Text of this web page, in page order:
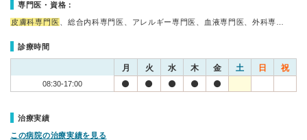
専門医・資格：
皮膚科専門医 、総合内科専門医、アレルギー専門医、血液専門医、外科専…
診療時間
月 火 水 木 金 土 日 祝
08:30-17:00
治療実績
この病院の治療実績を見る